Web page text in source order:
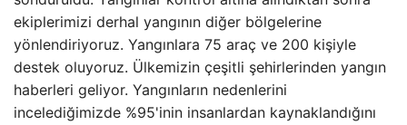
ekiplerimizi derhal yangının diğer bölgelerine
yönlendiriyoruz. Yangınlara 75 araç ve 200 kişiyle
destek oluyoruz. Ülkemizin çeşitli şehirlerinden yangın
haberleri geliyor. Yangınların nedenlerini
incelediğimizde %95'inin insanlardan kaynaklandığını